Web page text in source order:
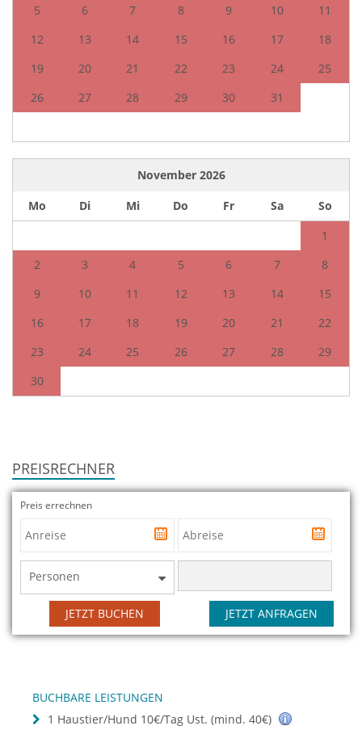
5
6 7 8 9 10
11
12
13 14 15 16 17
18
19
20 21 22 23 24
25
26
27 28 29 30 31
November 2026
Mo
Di Mi Do Fr Sa
So
1
2
3 4 5 6 7
8
9
10 11 12 13 14
15
16
17 18 19 20 21
22
23
24 25 26 27 28
29
30
PREISRECHNER
Preis errechnen
Personen
JETZT ANFRAGEN
JETZT BUCHEN
BUCHBARE LEISTUNGEN
1 Haustier/Hund 10€/Tag Ust. (mind. 40€)